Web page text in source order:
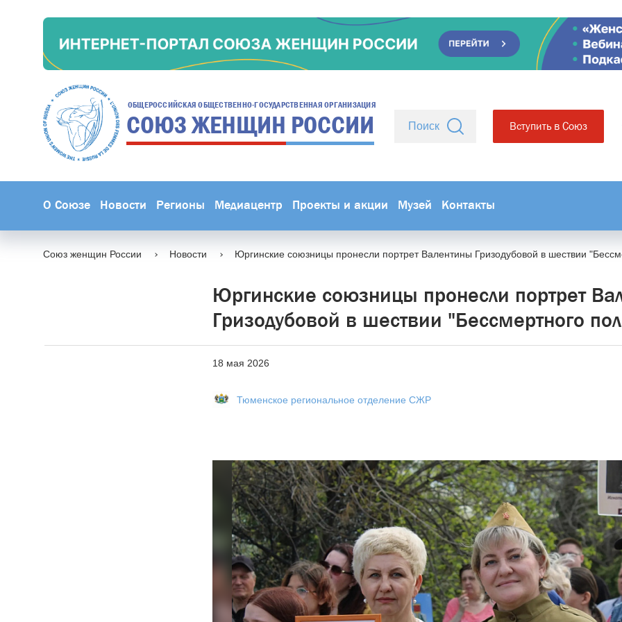
ОБЩЕРОССИЙСКАЯ ОБЩЕСТВЕННО-ГОСУДАРСТВЕННАЯ ОРГАНИЗАЦИЯ
СОЮЗ ЖЕНЩИН РОССИИ Вступить в Союз
О Союзе Новости Регионы Медиацентр Проекты и акции Музей Контакты
Союз женщин России Новости Юргинские союзницы пронесли портрет Валентины Гризодубовой в шествии
Юргинские союзницы пронесли портрет
Гризодубовой в шествии "Бессмертного
18 мая 2026
Тюменское региональное отделение СЖР